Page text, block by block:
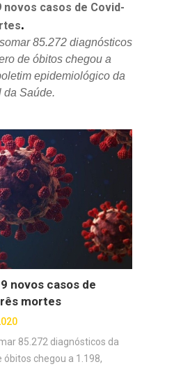
casos de Covid-
.
85.272 diagnósticos
de óbitos chegou a
epidemiológico da
da Saúde.
novos casos de
mortes
85.272 diagnósticos da
chegou a 1.198,